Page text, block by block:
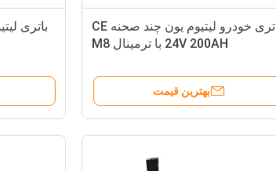
باتری خودرو لیتیوم یون چند صحنه CE
24V 200AH با ترمینال M8
بهترین قیمت